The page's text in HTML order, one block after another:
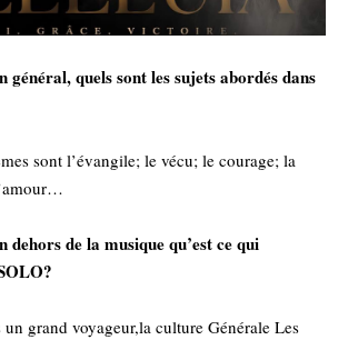
quels sont les sujets abordés dans
sont l’évangile; le vécu; le courage; la
de la musique qu’est ce qui
grand voyageur,la culture Générale Les